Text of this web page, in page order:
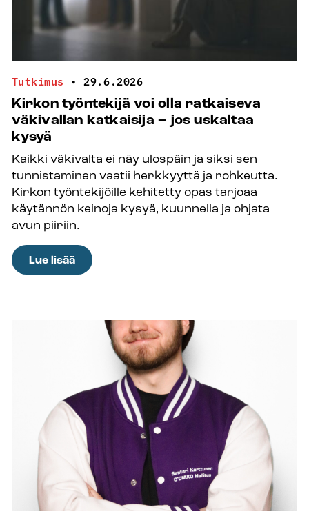
Tutkimus • 29.6.2026
Kirkon työntekijä voi olla ratkaiseva
väkivallan katkaisija – jos uskaltaa
kysyä
Kaikki väkivalta ei näy ulospäin ja siksi sen
tunnistaminen vaatii herkkyyttä ja rohkeutta.
Kirkon työntekijöille kehitetty opas tarjoaa
käytännön keinoja kysyä, kuunnella ja ohjata
avun piiriin.
Lue lisää:
Kirkon
ratkaiseva
väkivallan
katkaisija
jos
uskaltaa
kysyä